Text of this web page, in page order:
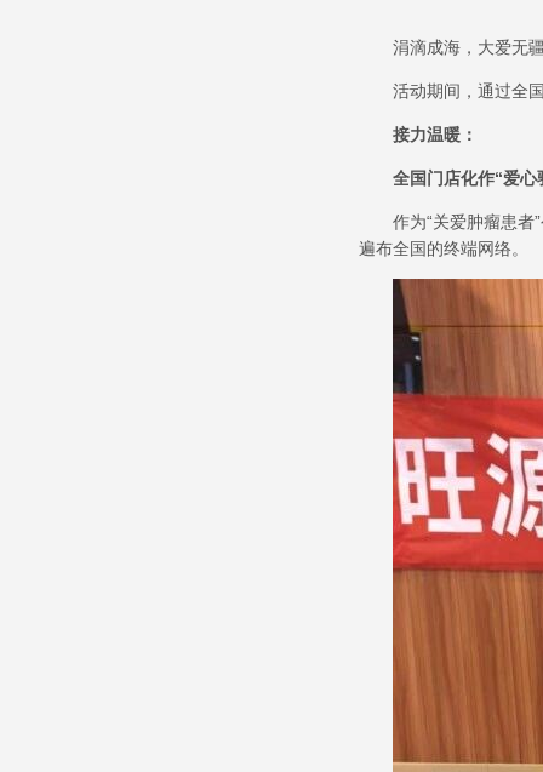
涓滴成海，大爱无
活动期间，通过全
接力温暖：
全国门店化作“爱心
作为“关爱肿瘤患者”
遍布全国的终端网络。